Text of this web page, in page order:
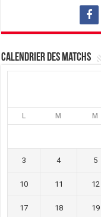
Calendrier des matchs
L M M
3 4 5
10 11 12
17 18 19